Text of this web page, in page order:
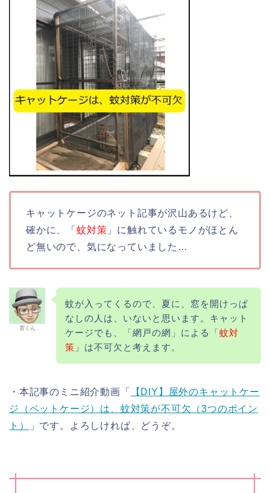
キャットケージのネット記事が沢山あるけど、
確かに、「 蚊対策 」に触れているモノがほとん
ど無いので、気になっていました…
雲くん
蚊が入ってくるので、夏に、窓を開けっぱ
なしの人は、いないと思います。キャット
ケージでも、「網戸の網」による「蚊対
策 」は不可欠と考えます。
・本記事のミニ紹介動画「
【DIY】屋外のキャットケー
ジ（ペットケージ）は、蚊対策が不可欠（3つのポイン
ト）
」です。よろしければ、どうぞ。